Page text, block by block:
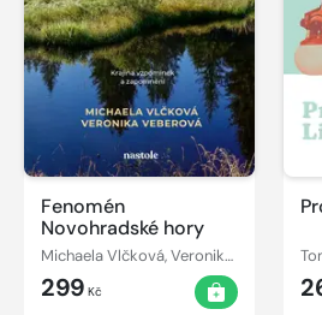
Fenomén
Novohradské hory
Michaela Vlčková, Veronika Veberová
299 Kč